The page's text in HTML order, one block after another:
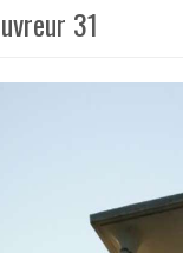
31